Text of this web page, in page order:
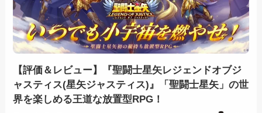
【評価＆レビュー】『聖闘士星矢レジェンドオブジ
ャスティス(星矢ジャスティス)』「聖闘士星矢」の世
界を楽しめる王道な放置型RPG！